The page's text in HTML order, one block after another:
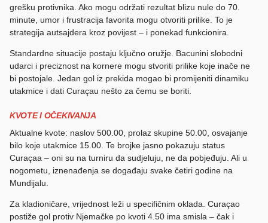
grešku protivnika. Ako mogu održati rezultat blizu nule do 70.
minute, umor i frustracija favorita mogu otvoriti prilike. To je
strategija autsajdera kroz povijest – i ponekad funkcionira.
Standardne situacije postaju ključno oružje. Bacunini slobodni
udarci i preciznost na kornere mogu stvoriti prilike koje inače ne
bi postojale. Jedan gol iz prekida mogao bi promijeniti dinamiku
utakmice i dati Curaçau nešto za čemu se boriti.
KVOTE I OČEKIVANJA
Aktualne kvote: naslov 500.00, prolaz skupine 50.00, osvajanje
bilo koje utakmice 15.00. Te brojke jasno pokazuju status
Curaçaa – oni su na turniru da sudjeluju, ne da pobjeđuju. Ali u
nogometu, iznenađenja se događaju svake četiri godine na
Mundijalu.
Za kladioničare, vrijednost leži u specifičnim oklada. Curaçao
postiže gol protiv Njemačke po kvoti 4.50 ima smisla – čak i